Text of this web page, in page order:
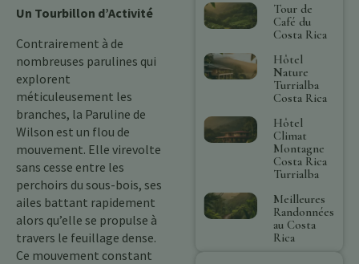
Un Tourbillon d’Activité
Contrairement à de
nombreuses parulines qui
explorent
méticuleusement les
branches, la Paruline de
Wilson est un flou de
mouvement. Elle virevolte
sans cesse entre les
perchoirs du sous-bois, ses
ailes battant rapidement
alors qu’elle se propulse à
travers le feuillage dense.
Ce mouvement constant
Tour de
Café du
Costa Rica
Hôtel
Nature
Turrialba
Costa Rica
Hôtel
Climat
Montagne
Costa Rica
Turrialba
Meilleures
Randonnées
au Costa
Rica